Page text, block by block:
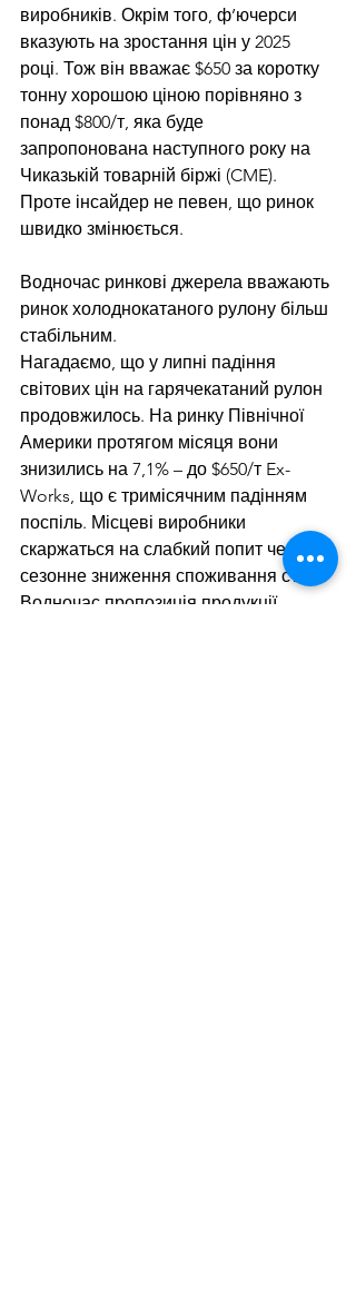
виробників. Окрім того, ф’ючерси
вказують на зростання цін у 2025
році. Тож він вважає $650 за коротку
тонну хорошою ціною порівняно з
понад $800/т, яка буде
запропонована наступного року на
Чиказькій товарній біржі (CME).
Проте інсайдер не певен, що ринок
швидко змінюється.
Водночас ринкові джерела вважають
ринок холоднокатаного рулону більш
стабільним.
Нагадаємо, що у липні падіння
світових цін на гарячекатаний рулон
продовжилось. На ринку Північної
Америки протягом місяця вони
знизились на 7,1% – до $650/т Ex-
Works, що є тримісячним падінням
поспіль. Місцеві виробники
скаржаться на слабкий попит через
сезонне зниження споживання сталі.
Водночас пропозиція продукції